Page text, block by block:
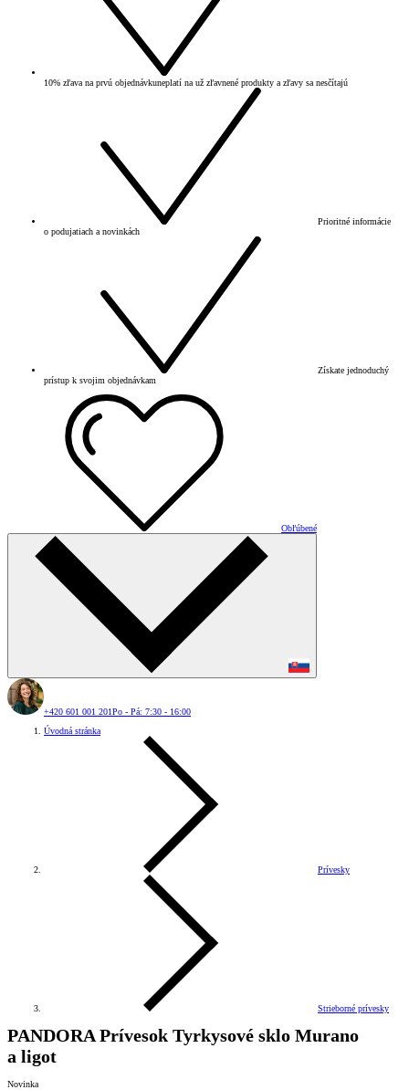
10% zľava na prvú objednávkuneplatí na už zľavnené produkty a zľavy sa nesčítajú
Prioritné informácie
o podujatiach a novinkách
Získate jednoduchý
prístup k svojim objednávkam
Obľúbené
+420 601 001 201Po - Pá: 7:30 - 16:00
Úvodná stránka
Prívesky
Strieborné prívesky
PANDORA Prívesok Tyrkysové sklo Murano
a ligot
Novinka